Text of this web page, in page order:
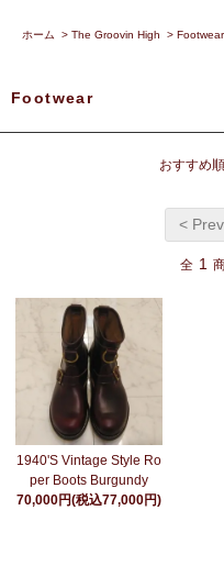
ホーム > The Groovin High > Footwear
Footwear
おすすめ順
< Prev
全 1
1940'S Vintage Style Ro
per Boots Burgundy
70,000円(税込77,000円)